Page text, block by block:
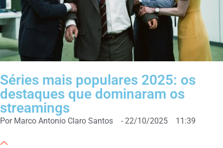
Séries mais populares 2025: os
destaques que dominaram os
streamings
Por Marco Antonio Claro Santos - 22/10/2025 11:39